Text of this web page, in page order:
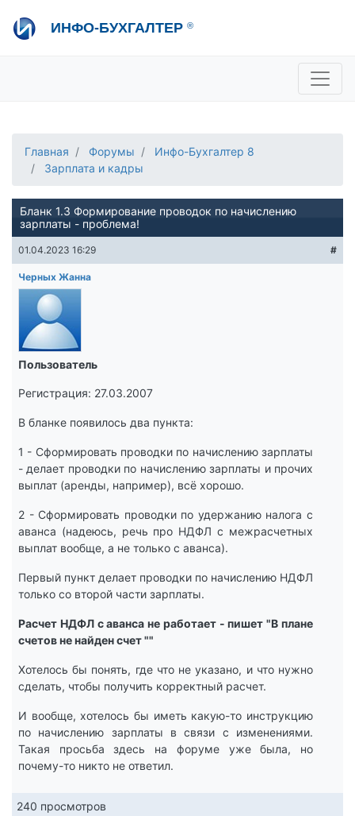
ИНФО-БУХГАЛТЕР ®
Отдел продаж
Консультации
Главная Форумы
Инфо-Бухгалтер 8
Зарплата и кадры
Бланк 1.3 Формирование проводок по начислению
зарплаты - проблема!
01.04.2023 16:29 #
Черных Жанна
Пользователь
Регистрация: 27.03.2007
В бланке появилось два пункта:
1 - Сформировать проводки по начислению зарплаты
- делает проводки по начислению зарплаты и прочих
выплат (аренды, например), всё хорошо.
2 - Сформировать проводки по удержанию налога с
аванса (надеюсь, речь про НДФЛ с межрасчетных
выплат вообще, а не только с аванса).
Первый пункт делает проводки по начислению НДФЛ
только со второй части зарплаты.
Расчет НДФЛ с аванса не работает - пишет "В плане
счетов не найден счет ""
Хотелось бы понять, где что не указано, и что нужно
сделать, чтобы получить корректный расчет.
И вообще, хотелось бы иметь какую-то инструкцию
по начислению зарплаты в связи с изменениями.
Такая просьба здесь на форуме уже была, но
почему-то никто не ответил.
240 просмотров